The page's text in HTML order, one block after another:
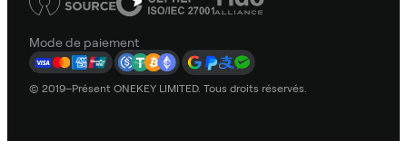
Mode de paiement
© 2019–Présent ONEKEY LIMITED. Tous droits réservés.